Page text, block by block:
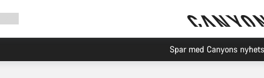
Spar med Canyons